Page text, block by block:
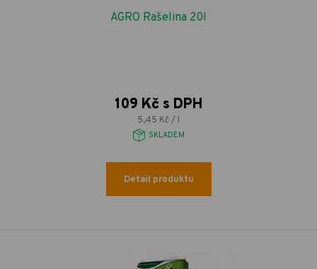
AGRO Rašelina 20l
109 Kč s DPH
5,45 Kč / l
SKLADEM
Detail produktu